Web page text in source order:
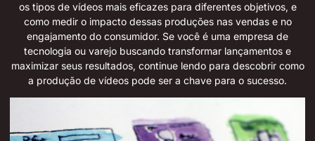
os tipos de vídeos mais eficazes para diferentes objetivos, e
como medir o impacto dessas produções nas vendas e no
engajamento do consumidor. Se você é uma empresa de
tecnologia ou varejo buscando transformar lançamentos e
maximizar seus resultados, continue lendo para descobrir como
a produção de vídeos pode ser a chave para o sucesso.